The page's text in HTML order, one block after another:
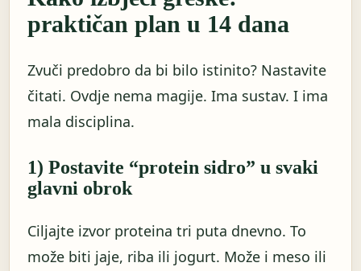
praktičan plan u 14 dana
Zvuči predobro da bi bilo istinito? Nastavite
čitati. Ovdje nema magije. Ima sustav. I ima
mala disciplina.
1) Postavite “protein sidro” u svaki
glavni obrok
Ciljajte izvor proteina tri puta dnevno. To
može biti jaje, riba ili jogurt. Može i meso ili